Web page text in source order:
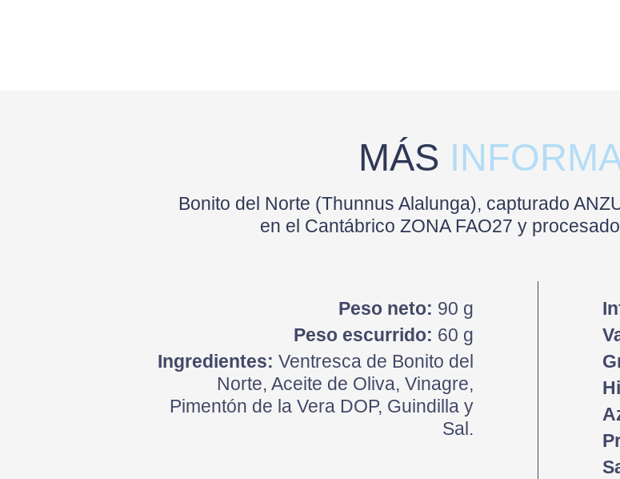
MÁS
Bonito del Norte (Thunnus Alalunga), capturado
en el Cantábrico ZONA FAO27 y
Peso neto: 90 g
Peso escurrido: 60 g
Ingredientes: Ventresca de Bonito del
Norte, Aceite de Oliva, Vinagre,
Pimentón de la Vera DOP, Guindilla y
Sal.